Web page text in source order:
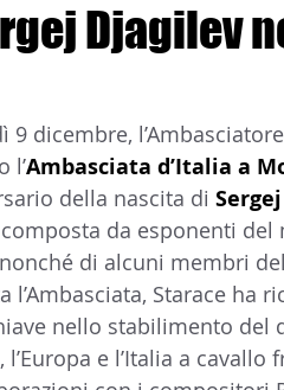
05 - ITALIANI
ITALIANI ALL'ESTERO Nord
13 - ISTITUZIONI
Djagilev
9 dicembre, l’Ambasciatore
l’Ambasciata d’Italia a
della nascita di
da esponenti
di alcuni membri
l’Ambasciata, Starace ha
nello stabilimento del
e l’Italia a cavallo